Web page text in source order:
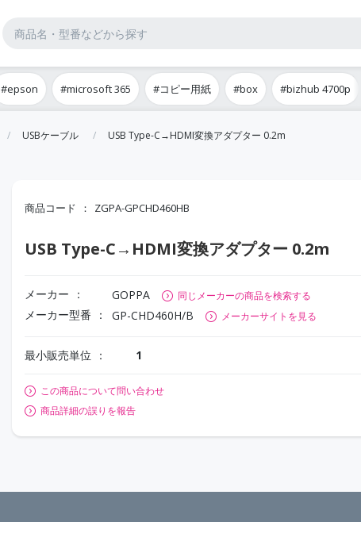
#epson #microsoft 365 #コピー用紙 #box #bizhub 4700p
USBケーブル USB Type-C→HDMI変換アダプター 0.2m
商品コード ZGPA-GPCHD460HB
USB Type-C→HDMI変換アダプター 0.2m
メーカー GOPPA 同じメーカーの商品を検索する
メーカー型番 GP-CHD460H/B メーカーサイトを見る
最小販売単位 1
この商品について問い合わせ
商品詳細の誤りを報告